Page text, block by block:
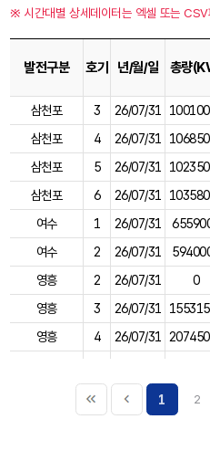
※ 시간대별 상세데이터는 엑셀 또는
발전구분 호기 년/월/일 총량
삼천포 3 26/07/31
삼천포
4 26/07/31
삼천포
5 26/07/31
삼천포
6 26/07/31
여수
1 26/07/31
여수
2 26/07/31
영흥
2 26/07/31 0
영흥
3 26/07/31
영흥
4 26/07/31
1 2